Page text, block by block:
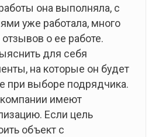
она выполняла, с
уже работала, много
о ее работе.
для себя
на которые он будет
при выборе подрядчика.
имеют
Если цель
объект с